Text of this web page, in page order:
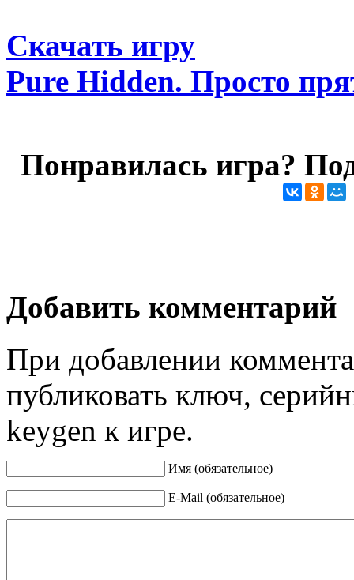
Скачать игру
Pure Hidden. Просто
Понравилась игра?
Добавить комментарий
При добавлении
публиковать ключ,
keygen к игре.
Имя (обязательное)
E-Mail (обязательное)